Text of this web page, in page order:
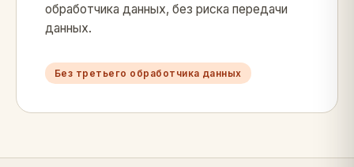
обработчика данных, без риска передачи
данных.
Без третьего обработчика данных